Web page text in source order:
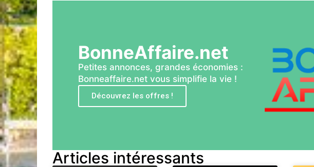
BonneAffaire.net
Petites annonces, grandes économies :
Bonneaffaire.net vous simplifie la vie !
Découvrez les offres !
Articles intéressants